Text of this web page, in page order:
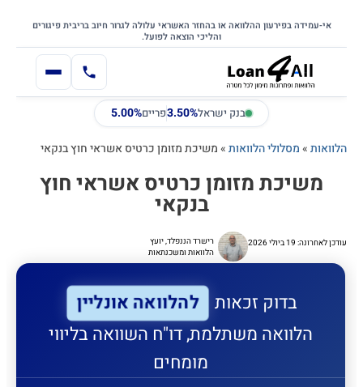
לתוכן
דלג לתוכן הראשי
אי-עמידה בפירעון ההלוואה או בהחזר האשראי עלולה לגרור חיוב בריבית פיגורים
והליכי הוצאה לפועל.
בנק ישראל3.50%פריים5.00%
הלוואות»מסלולי הלוואות»משיכת מזומן כרטיס אשראי חוץ בנקאי
משיכת מזומן כרטיס אשראי חוץ
בנקאי
עודכן לאחרונה: 19 ביולי 2026
רישרד הננפלד, יועץ
הלוואות ומשכנתאות
בדוק זכאות להלוואה אונליין
הלוואה משתלמת, דו"ח השוואה בליווי
מומחים